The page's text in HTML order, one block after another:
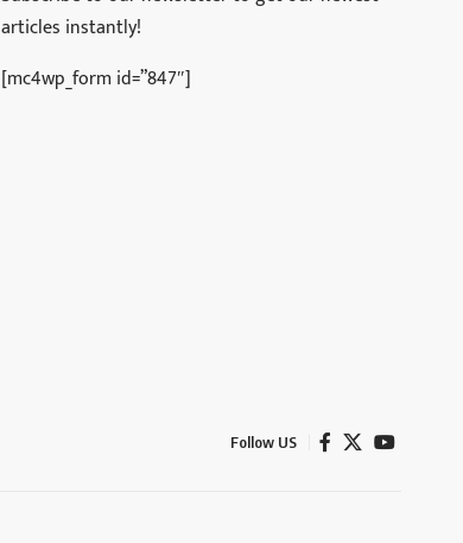
articles instantly!
[mc4wp_form id=”847″]
Follow US